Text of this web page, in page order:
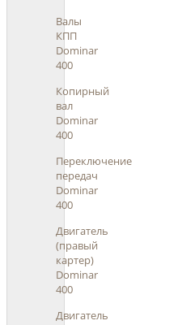
Валы
КПП
Dominar
400
Копирный
вал
Dominar
400
Переключение
передач
Dominar
400
Двигатель
(правый
картер)
Dominar
400
Двигатель